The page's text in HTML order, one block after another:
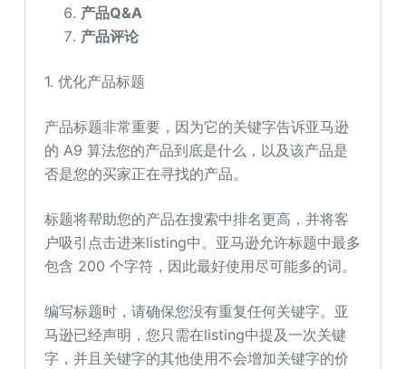
产品Q&A
产品评论
1. 优化产品标题
产品标题非常重要，因为它的关键字告诉亚马逊
的 A9 算法您的产品到底是什么，以及该产品是
否是您的买家正在寻找的产品。
标题将帮助您的产品在搜索中排名更高，并将客
户吸引点击进来listing中。亚马逊允许标题中最多
包含 200 个字符，因此最好使用尽可能多的词。
编写标题时，请确保您没有重复任何关键字。亚
马逊已经声明，您只需在listing中提及一次关键
字，并且关键字的其他使用不会增加关键字的价